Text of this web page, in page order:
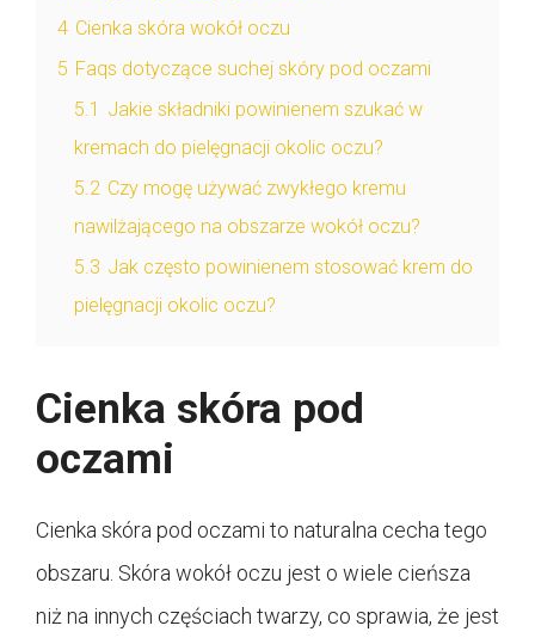
4 Cienka skóra wokół oczu
5 Faqs dotyczące suchej skóry pod oczami
5.1 Jakie składniki powinienem szukać w
kremach do pielęgnacji okolic oczu?
5.2 Czy mogę używać zwykłego kremu
nawilżającego na obszarze wokół oczu?
5.3 Jak często powinienem stosować krem do
pielęgnacji okolic oczu?
Cienka skóra pod
oczami
Cienka skóra pod oczami to naturalna cecha tego
obszaru. Skóra wokół oczu jest o wiele cieńsza
niż na innych częściach twarzy, co sprawia, że jest